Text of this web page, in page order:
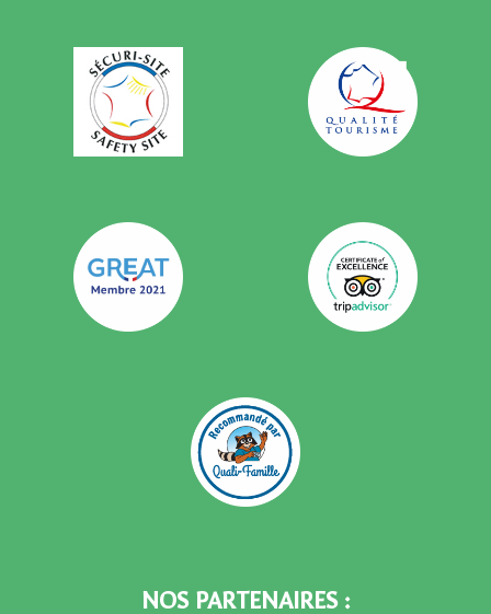
NOS PARTENAIRES :